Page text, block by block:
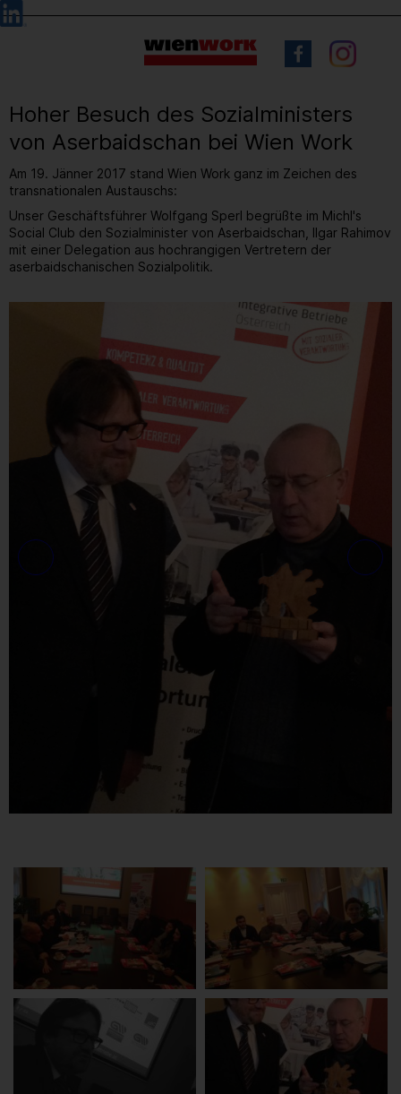
Barrierefreie
Bedienung
Sprachauswahl
Hoher Besuch des Sozialministers
von Aserbaidschan bei Wien Work
Am 19. Jänner 2017 stand Wien Work ganz im Zeichen des
transnationalen Austauschs:
Unser Geschäftsführer Wolfgang Sperl begrüßte im Michl's
Social Club den Sozialminister von Aserbaidschan, Ilgar Rahimov
mit einer Delegation aus hochrangigen Vertretern der
aserbaidschanischen Sozialpolitik.